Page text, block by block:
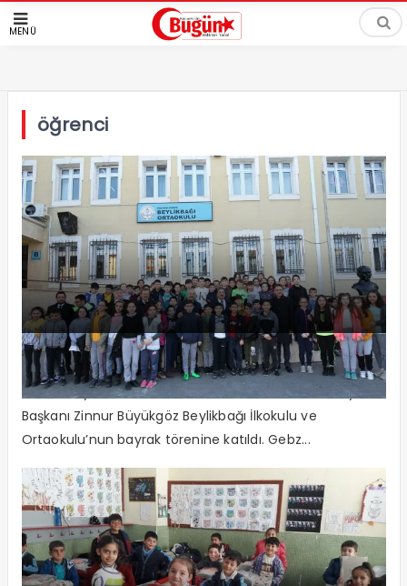
MENÜ
öğrenci
Güler ve Büyükgöz bayrak töreninde
Gebze Kaymakamı Mustafa Güler ve Gebze Belediye
Başkanı Zinnur Büyükgöz Beylikbağı İlkokulu ve
Ortaokulu’nun bayrak törenine katıldı. Gebz...